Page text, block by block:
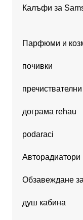
Калъфи за
Парфюми и
почивки
дограма rehau
podaraci
Авторадиатори
Обзавеждане
душ кабина